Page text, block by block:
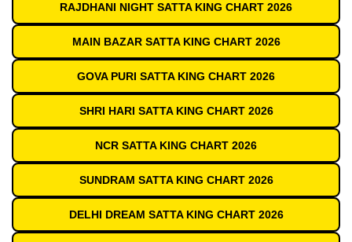
RAJDHANI NIGHT SATTA KING CHART 2026
MAIN BAZAR SATTA KING CHART 2026
GOVA PURI SATTA KING CHART 2026
SHRI HARI SATTA KING CHART 2026
NCR SATTA KING CHART 2026
SUNDRAM SATTA KING CHART 2026
DELHI DREAM SATTA KING CHART 2026